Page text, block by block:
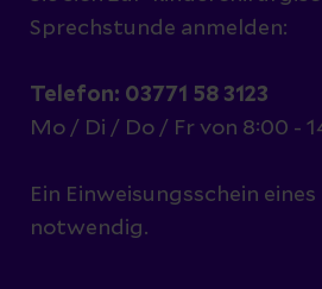
Sprechstunde anmelden:
Telefon: 03771 58 3123
Mo / Di / Do / Fr von 8:00 -
Ein Einweisungsschein
notwendig.